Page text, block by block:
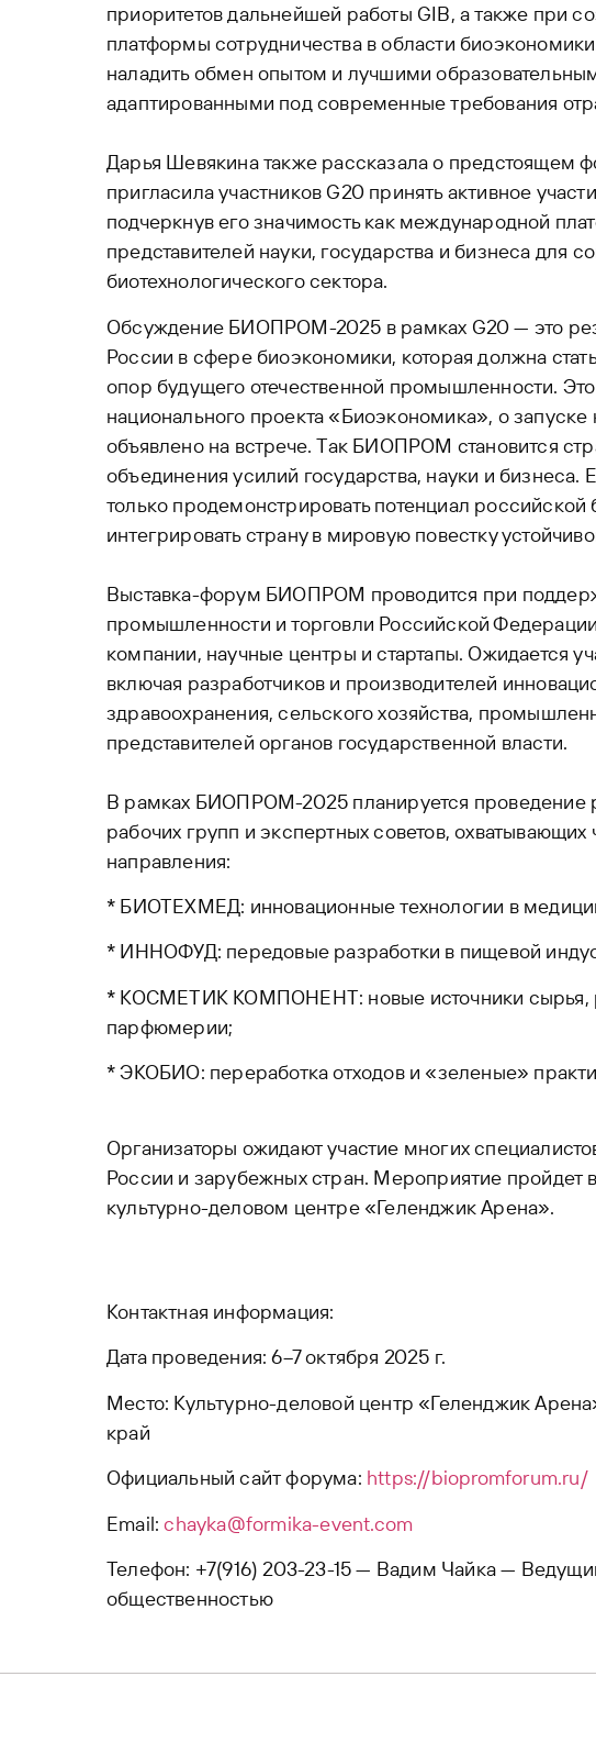
приоритетов дальнейшей работы GIB, а также при
платформы сотрудничества в области
наладить обмен опытом и лучшими
адаптированными под современные требования
Дарья Шевякина также рассказала о
пригласила участников G20 принять активное
подчеркнув его значимость как международной
представителей науки, государства и бизнеса для
биотехнологического сектора.
Обсуждение БИОПРОМ-2025 в рамках G20 — это
России в сфере биоэкономики, которая должна
опор будущего отечественной промышленности.
национального проекта «Биоэкономика», о запуске
объявлено на встрече. Так БИОПРОМ становится
объединения усилий государства, науки и бизнеса.
только продемонстрировать потенциал российской
интегрировать страну в мировую повестку
Выставка-форум БИОПРОМ проводится при
промышленности и торговли Российской
компании, научные центры и стартапы. Ожидается
включая разработчиков и производителей
здравоохранения, сельского хозяйства,
представителей органов государственной власти.
В рамках БИОПРОМ-2025 планируется проведение
рабочих групп и экспертных советов,
направления:
* БИОТЕХМЕД: инновационные технологии в
* ИННОФУД: передовые разработки в пищевой
* КОСМЕТИК КОМПОНЕНТ: новые источники сырья,
парфюмерии;
* ЭКОБИО: переработка отходов и «зеленые»
Организаторы ожидают участие многих
России и зарубежных стран. Мероприятие пройдет
культурно-деловом центре «Геленджик Арена».
Контактная информация:
Дата проведения: 6–7 октября 2025 г.
Место: Культурно-деловой центр «Геленджик
край
Официальный сайт форума: https://biopromforum.ru/
Email:chayka@formika-event.com
Телефон: +7(916) 203-23-15 — Вадим Чайка —
общественностью